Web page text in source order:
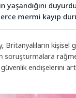
mermi kayıp
kişisel
soruşturmalara
endişelerini